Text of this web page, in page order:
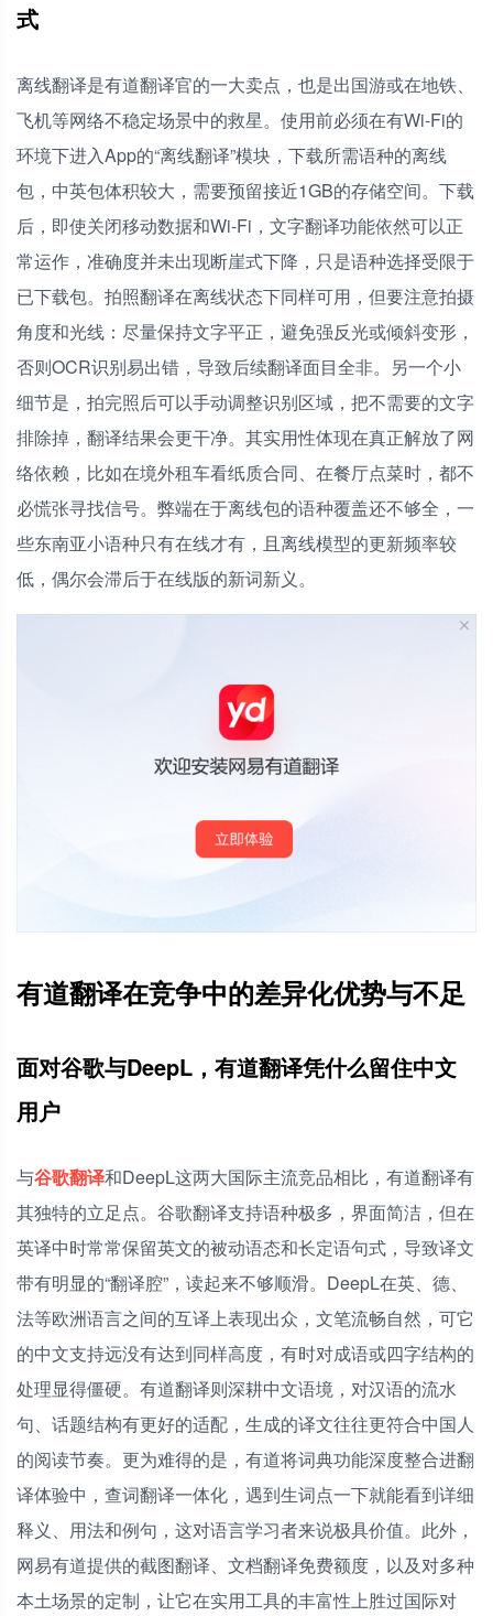
式
离线翻译是有道翻译官的一大卖点，也是出国游或在地铁、
飞机等网络不稳定场景中的救星。使用前必须在有Wi-Fi的
环境下进入App的“离线翻译”模块，下载所需语种的离线
包，中英包体积较大，需要预留接近1GB的存储空间。下载
后，即使关闭移动数据和Wi-Fi，文字翻译功能依然可以正
常运作，准确度并未出现断崖式下降，只是语种选择受限于
已下载包。拍照翻译在离线状态下同样可用，但要注意拍摄
角度和光线：尽量保持文字平正，避免强反光或倾斜变形，
否则OCR识别易出错，导致后续翻译面目全非。另一个小
细节是，拍完照后可以手动调整识别区域，把不需要的文字
排除掉，翻译结果会更干净。其实用性体现在真正解放了网
络依赖，比如在境外租车看纸质合同、在餐厅点菜时，都不
必慌张寻找信号。弊端在于离线包的语种覆盖还不够全，一
些东南亚小语种只有在线才有，且离线模型的更新频率较
低，偶尔会滞后于在线版的新词新义。
有道翻译在竞争中的差异化优势与不足
面对谷歌与DeepL，有道翻译凭什么留住中文
用户
与谷歌翻译和DeepL这两大国际主流竞品相比，有道翻译有
其独特的立足点。谷歌翻译支持语种极多，界面简洁，但在
英译中时常常保留英文的被动语态和长定语句式，导致译文
带有明显的“翻译腔”，读起来不够顺滑。DeepL在英、德、
法等欧洲语言之间的互译上表现出众，文笔流畅自然，可它
的中文支持远没有达到同样高度，有时对成语或四字结构的
处理显得僵硬。有道翻译则深耕中文语境，对汉语的流水
句、话题结构有更好的适配，生成的译文往往更符合中国人
的阅读节奏。更为难得的是，有道将词典功能深度整合进翻
译体验中，查词翻译一体化，遇到生词点一下就能看到详细
释义、用法和例句，这对语言学习者来说极具价值。此外，
网易有道提供的截图翻译、文档翻译免费额度，以及对多种
本土场景的定制，让它在实用工具的丰富性上胜过国际对